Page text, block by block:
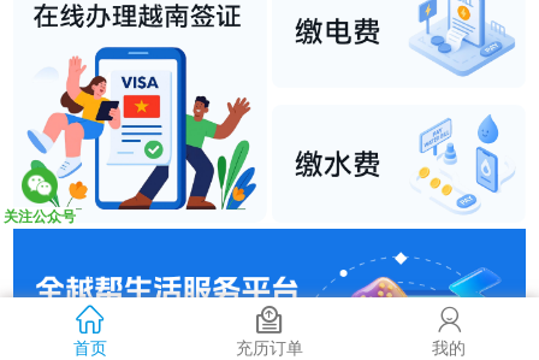
关注公众号
首页 充历订单 我的